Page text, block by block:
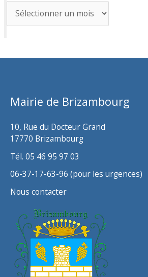
r
h
Mairie de Brizambourg
10, Rue du Docteur Grand
17770 Brizambourg
Tél. 05 46 95 97 03
06-37-17-63-96 (pour les urgences)
Nous contacter